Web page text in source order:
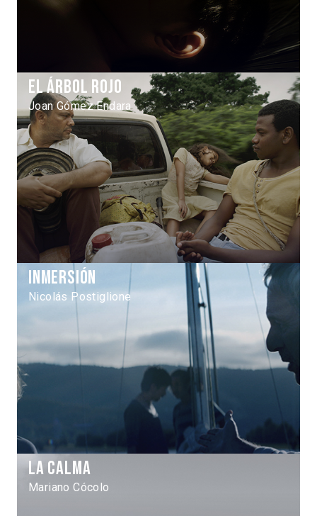
El árbol rojo
Joan Gómez Endara
Inmersión
Nicolás Postiglione
La Calma
Mariano Cócolo